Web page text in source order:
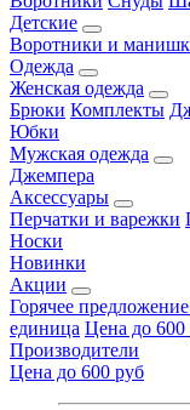
Детские
Воротники и
Одежда
Женская одежда
Брюки Комплекты
Юбки
Мужская одежда
Джемпера
Аксессуары
Перчатки и варежки
Носки
Новинки
Акции
Горячее
единица Цена до 600
Производители
Цена до 600 руб